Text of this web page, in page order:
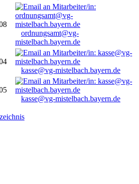
ordnungsamt@vg-
mistelbach.bayern.de
kasse@vg-mistelbach.bayern.de
kasse@vg-mistelbach.bayern.de